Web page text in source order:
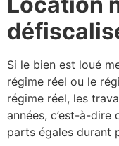
Si le bien est loué
régime réel ou le
régime réel, les
années, c’est-à-
parts égales durant